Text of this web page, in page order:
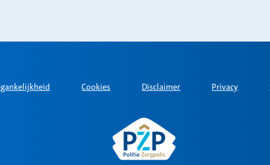
Cookies Disclaimer Privacy